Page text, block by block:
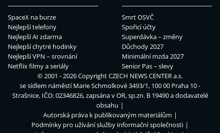
SpaceX na burze
Nejlepší telefony
Nejlepší AI zdarma
Nejlepší chytré hodinky
Nejlepší VPN – srovnání
Netflix filmy a seriály
Smrt OSVČ
Spořicí účty
Superdávka – změny
Důchody 2027
Minimální mzda 2027
Senior Pas – slevy
© 2001 - 2026 CopyrightCZECH NEWS CENTER a.s.
se sídlem náměstí Marie Schmolkové 3493/1, 100 00 Praha 10 -
Strašnice, IČO: 02346826, zapsána v OR, sp.zn. B 19490 a dodavatelé
obsahu
Autorská práva k publikovaným materiálům
Podmínky pro užívání služby informační společnosti